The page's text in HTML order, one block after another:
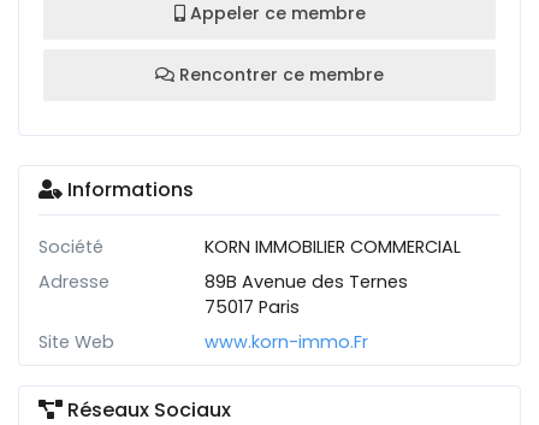
Appeler ce membre
Rencontrer ce membre
Informations
Société
KORN IMMOBILIER COMMERCIAL
Adresse
89B Avenue des Ternes
75017 Paris
Site Web
www.korn-immo.Fr
Réseaux Sociaux